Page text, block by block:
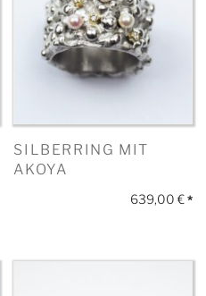
SILBERRING MIT
AKOYA
639,00€ *